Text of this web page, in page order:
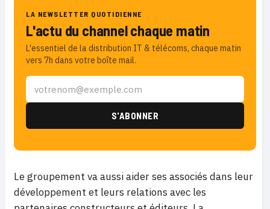
LA NEWSLETTER QUOTIDIENNE
L'actu du channel chaque matin
L'essentiel de la distribution IT & télécoms, chaque matin
vers 7h dans votre boîte mail.
Le groupement va aussi aider ses associés dans leur
développement et leurs relations avec les